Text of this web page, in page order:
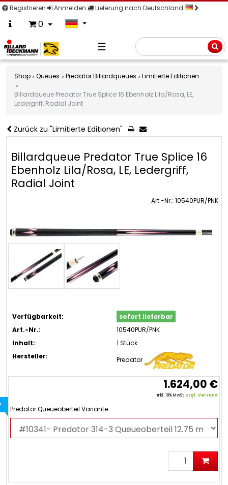
Registrieren Anmelden Lieferung nach Deutschland
0
☰
Shop Queues Predator Billardqueues Limitierte Editionen
Billardqueue Predator True Splice 16 Ebenholz Lila/Rosa, LE,
Ledergriff, Radial Joint
Zurück zu "Limitierte Editionen"
Billardqueue Predator True Splice 16
Ebenholz Lila/Rosa, LE, Ledergriff,
Radial Joint
Art.-Nr.: 10540PUR/PNK
Verfügbarkeit:
sofort lieferbar
Art.-Nr.:
10540PUR/PNK
Inhalt:
1 Stück
Hersteller:
Predator
1.624,00 €
inkl. 19% MwSt. zzgl. Versand
Predator Queueoberteil Variante